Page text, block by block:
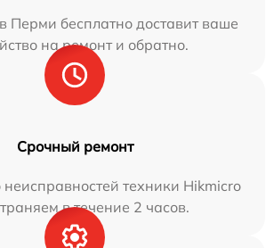
Перми бесплатно доставит ваше
на ремонт и обратно.
Срочный ремонт
техники Hikmicro
в течение 2 часов.